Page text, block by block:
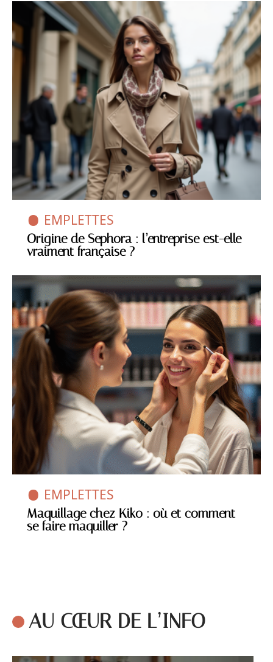
EMPLETTES
Origine de Sephora : l’entreprise est-elle
vraiment française ?
EMPLETTES
Maquillage chez Kiko : où et comment
se faire maquiller ?
AU CŒUR DE L’INFO